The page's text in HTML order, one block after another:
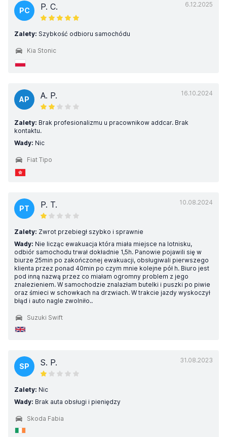
6.12.2025
PC P. C.
Zalety: Szybkość odbioru samochódu
Kia Stonic
16.10.2024
AP A. P.
Zalety: Brak profesionalizmu u pracownikow addcar. Brak
kontaktu.
Wady: Nic
Fiat Tipo
10.08.2024
PT P. T.
Zalety: Zwrot przebiegł szybko i sprawnie
Wady: Nie licząc ewakuacja która miała miejsce na lotnisku,
odbiór samochodu trwał dokładnie 1,5h. Panowie pojawili się w
biurze 25min po zakończonej ewakuacji, obsługiwali pierwszego
klienta przez ponad 40min po czym mnie kolejne pół h. Biuro jest
pod inną nazwą przez co miałam ogromny problem z jego
znalezieniem. W samochodzie znalazłam butelki i puszki po piwie
oraz śmieci w schowkach na drzwiach. W trakcie jazdy wyskoczył
błąd i auto nagle zwolniło..
Suzuki Swift
31.08.2023
SP S. P.
Zalety: Nic
Wady: Brak auta obsługi i pieniędzy
Skoda Fabia